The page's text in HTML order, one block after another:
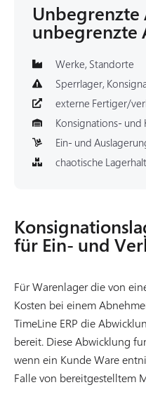
Unbegrenzte
unbegrenzte
Werke, Standorte
Sperrlager,
externe Fertiger/
Konsignations- und
Ein- und
chaotische
für Ein- und
Für Warenlager die von
Kosten bei einem
TimeLine ERP die
bereit. Diese Abwicklung
wenn ein Kunde Ware
Falle von bereitgestelltem